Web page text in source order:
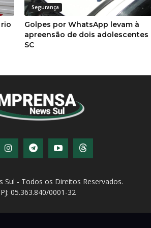
Segurança
Golpes por WhatsApp levam à
apreensão de dois adolescentes
SC
Sul - Todos os Direitos Reservados.
05.363.840/0001-32